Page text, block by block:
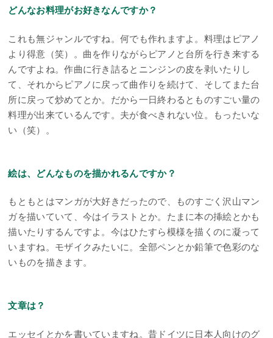
どんなお料理がお好きなんですか？
これも無ジャンルですね。何でも作れますよ。料理はピアノ
より得意（笑）。曲を作りながらピアノと台所を行き来する
んですよね。作曲に行き詰るとニンジンの皮を剥いたりし
て、それからピアノに戻って曲作りを続けて、そしてまた台
所に戻って炒めてとか。だから一日終わるとものすごい量の
料理が出来ているんです。夫が食べきれない位。もったいな
い（笑）。
絵は、どんなものを描かれるんですか？
もともとはマンガが大好きだったので、ものすごく沢山マン
ガを描いていて、今はイラストとか。たまに本の挿絵とかも
描いたりするんですよ。今はひたすら模様を描くのに凝って
いますね。モザイクみたいに。全部ペンとか鉛筆で色彩のな
いものを描きます。
文章は？
エッセイとかを書いていますね。昔ドイツに日本人向けのグ